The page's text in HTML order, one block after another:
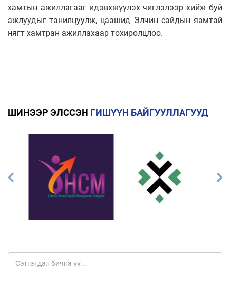
хамтын ажиллагааг идэвхжүүлэх чиглэлээр хийж буй
ажлуудыг танилцуулж, цаашид Элчин сайдын яамтай
нягт хамтран ажиллахаар тохиролцлоо.
ШИНЭЭР ЭЛССЭН ГИШҮҮН БАЙГУУЛЛАГУУД